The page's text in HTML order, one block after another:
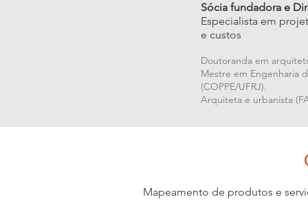
Mapeamento de produtos e
Sócia fundadora e
Especialista em
e custos
Doutoranda em
Mestre em Engenharia
(COPPE/UFRJ).
Arquiteta e urbanista